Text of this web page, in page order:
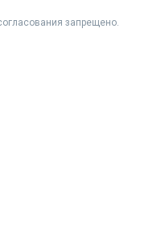
запрещено.